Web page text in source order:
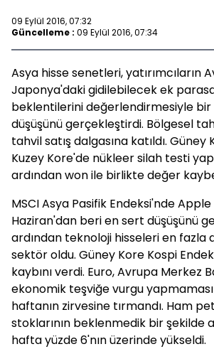
09 Eylül 2016, 07:32
Güncelleme : 09 Eylül 2016, 07:34
Asya hisse senetleri, yatırımcıların
Japonya'daki gidilebilecek ek
beklentilerini değerlendirmesiyle bir
düşüşünü gerçekleştirdi. Bölgesel
tahvil satış dalgasına katıldı. Güney
Kuzey Kore'de nükleer silah testi
ardından won ile birlikte değer
MSCI Asya Pasifik Endeksi'nde
Haziran'dan beri en sert düşüşünü
ardından teknoloji hisseleri en fazla
sektör oldu. Güney Kore Kospi
kaybını verdi. Euro, Avrupa Merkez
ekonomik teşviğe vurgu
haftanın zirvesine tırmandı. Ham
stoklarının beklenmedik bir şekilde
hafta yüzde 6'nın üzerinde yükseldi.